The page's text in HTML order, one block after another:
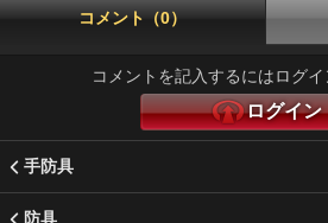
コメント（0）
コメントを記入するにはログイ
ログイン
手防具
防具